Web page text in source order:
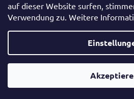
auf dieser Website surfen,
Verwendung zu. Weitere
Copyright 2026https://
vorbehalten.